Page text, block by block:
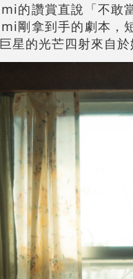
的讚賞直說「不敢
剛拿到手的劇本，
星的光芒四射來自於